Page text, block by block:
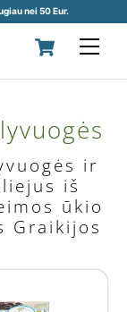
nei 50 Eur.
Cart
ir
iš
ūkio
Graikijos